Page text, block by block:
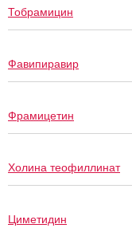
Тобрамицин
Фавипиравир
Фрамицетин
Холина теофиллинат
Циметидин